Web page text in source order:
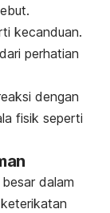
kecanduan.
perhatian
dengan
fisik seperti
dalam